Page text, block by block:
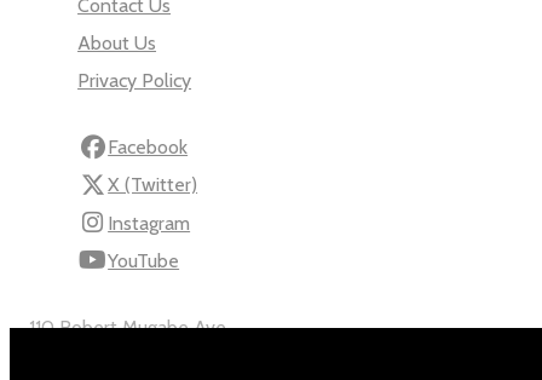
Contact Us
About Us
Privacy Policy
Facebook
X (Twitter)
Instagram
YouTube
110 Robert Mugabe Ave.